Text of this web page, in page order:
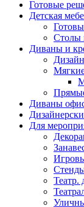
Готовые
Детская
Столы
Диваны и
Диваны
Для
Театр.